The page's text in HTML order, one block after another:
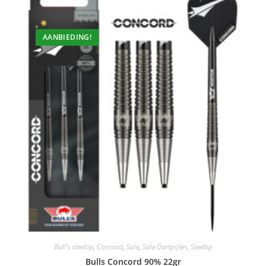
AANBIEDING!
Bull's steeltip, Concord, Sale, Sale Dartpijlen, Steeltip
Bulls Concord 90% 22gr